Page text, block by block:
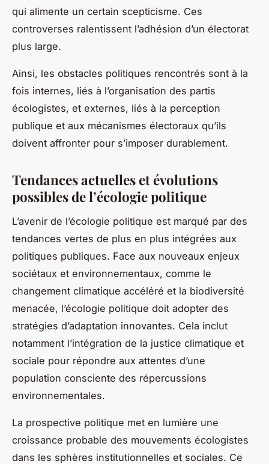
qui alimente un certain scepticisme. Ces
controverses ralentissent l’adhésion d’un électorat
plus large.
Ainsi, les obstacles politiques rencontrés sont à la
fois internes, liés à l’organisation des partis
écologistes, et externes, liés à la perception
publique et aux mécanismes électoraux qu’ils
doivent affronter pour s’imposer durablement.
Tendances actuelles et évolutions
possibles de l’écologie politique
L’avenir de l’écologie politique est marqué par des
tendances vertes de plus en plus intégrées aux
politiques publiques. Face aux nouveaux enjeux
sociétaux et environnementaux, comme le
changement climatique accéléré et la biodiversité
menacée, l’écologie politique doit adopter des
stratégies d’adaptation innovantes. Cela inclut
notamment l’intégration de la justice climatique et
sociale pour répondre aux attentes d’une
population consciente des répercussions
environnementales.
La prospective politique met en lumière une
croissance probable des mouvements écologistes
dans les sphères institutionnelles et sociales. Ce